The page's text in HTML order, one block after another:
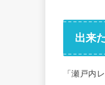
出来
「瀬戸内